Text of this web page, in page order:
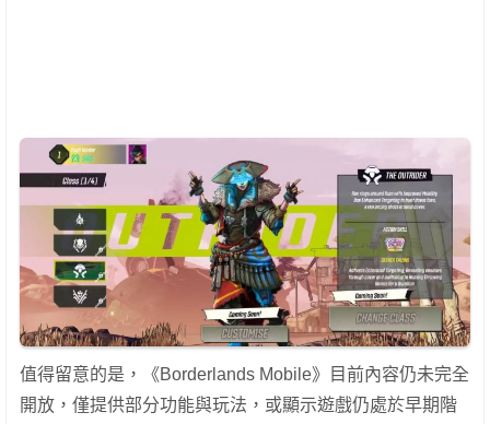
值得留意的是，《Borderlands Mobile》目前內容仍未完全
開放，僅提供部分功能與玩法，或顯示遊戲仍處於早期階